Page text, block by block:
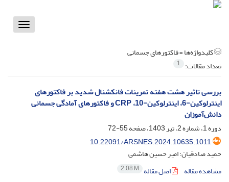
Toggle
کلیدواژه‌ها =فاکتورهای جسمانی
تعداد مقالات: 1
بررسی تاثیر هشت هفته تمرینات فانکشنال شدید بر فاکتورهای
اینترلوکین-6، اینترلوکین-10، ‏CRP‏ ‏و فاکتورهای آمادگی جسمانی
دانش‌آموزان
دوره 1، شماره 2، تیر 1403، صفحه
55-72
10.22091/ARSNES.2024.10635.1011
حمید صادقیان؛ امیر حسین هاشمی
مشاهده مقاله
اصل مقاله 2.08 M